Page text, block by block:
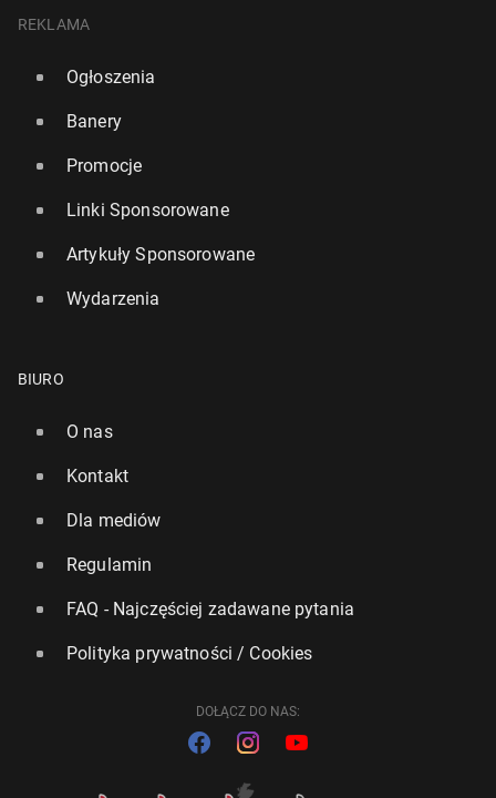
REKLAMA
Ogłoszenia
Banery
Promocje
Linki Sponsorowane
Artykuły Sponsorowane
Wydarzenia
BIURO
O nas
Kontakt
Dla mediów
Regulamin
FAQ - Najczęściej zadawane pytania
Polityka prywatności / Cookies
DOŁĄCZ DO NAS: